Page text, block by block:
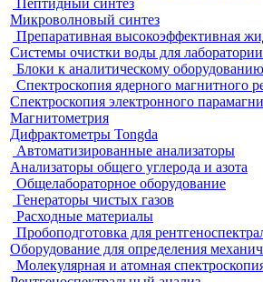
Пептидный синтез
Микроволновый синтез
Препаративная высокоэффективная
Системы очистки воды для
Блоки к аналитическому
Спектроскопия ядерного магнитного
Спектроскопия электронного
Магнитометрия
Дифрактометры Tongda
Автоматизированные анализаторы
Анализаторы общего углерода и азота
Общелабораторное оборудование
Генераторы чистых газов
Расходные материалы
Пробоподготовка для
Оборудование для определения
Молекулярная и атомная